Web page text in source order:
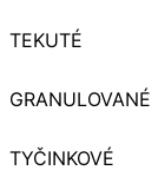
TEKUTÉ
GRANULOVANÉ
TYČINKOVÉ